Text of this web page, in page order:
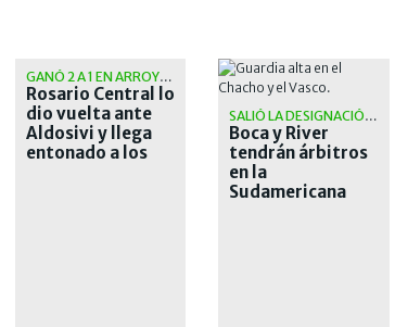
GANÓ 2 A 1 EN ARROYITO
Rosario Central lo
dio vuelta ante
Aldosivi y llega
entonado a los
SALIÓ LA DESIGNACIÓN OFICIAL
Boca y River
tendrán árbitros
en la
Sudamericana